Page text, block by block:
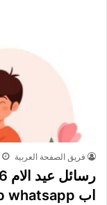
فريق الصفحة العربية
اب web whatsapp اغاني عيد الأم 2026